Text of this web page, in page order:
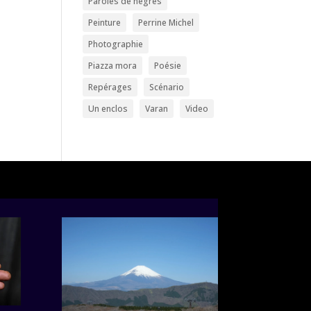
Peinture
Perrine Michel
Photographie
Piazza mora
Poésie
Repérages
Scénario
Un enclos
Varan Video